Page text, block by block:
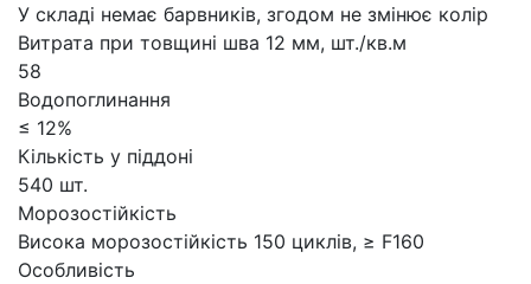
У складі немає барвників, згодом не змінює колір
Витрата при товщині шва 12 мм, шт./кв.м
58
Водопоглинання
≤ 12%
Кількість у піддоні
540 шт.
Морозостійкість
Висока морозостійкість 150 циклів, ≥ F160
Особливість